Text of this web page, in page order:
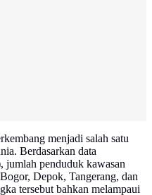
menjadi salah satu
Berdasarkan data
jumlah penduduk kawasan
Depok, Tangerang, dan
tersebut bahkan melampaui